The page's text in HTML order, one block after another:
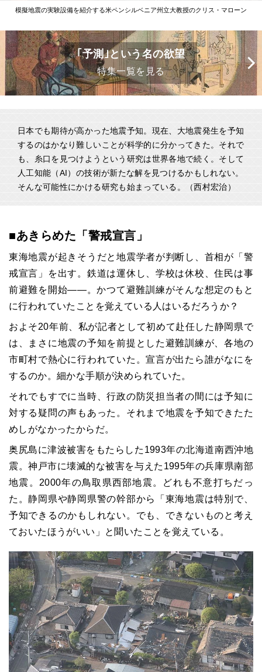
模擬地震の実験設備を紹介する米ペンシルベニア州立大教授のクリス・マローン
｢予測｣という名の欲望
特集一覧を見る
日本でも期待が高かった地震予知。現在、大地震発生を予知
するのはかなり難しいことが科学的に分かってきた。それで
も、糸口を見つけようという研究は世界各地で続く。そして
人工知能（AI）の技術が新たな解を見つけるかもしれない。
そんな可能性にかける研究も始まっている。（西村宏治）
■あきらめた「警戒宣言」
東海地震が起きそうだと地震学者が判断し、首相が「警
戒宣言」を出す。鉄道は運休し、学校は休校、住民は事
前避難を開始――。かつて避難訓練がそんな想定のもと
に行われていたことを覚えている人はいるだろうか？
およそ20年前、私が記者として初めて赴任した静岡県で
は、まさに地震の予知を前提とした避難訓練が、各地の
市町村で熱心に行われていた。宣言が出たら誰がなにを
するのか。細かな手順が決められていた。
それでもすでに当時、行政の防災担当者の間には予知に
対する疑問の声もあった。それまで地震を予知できたた
めしがなかったからだ。
奥尻島に津波被害をもたらした1993年の北海道南西沖地
震。神戸市に壊滅的な被害を与えた1995年の兵庫県南部
地震。2000年の鳥取県西部地震。どれも不意打ちだっ
た。静岡県や静岡県警の幹部から「東海地震は特別で、
予知できるのかもしれない。でも、できないものと考え
ておいたほうがいい」と聞いたことを覚えている。